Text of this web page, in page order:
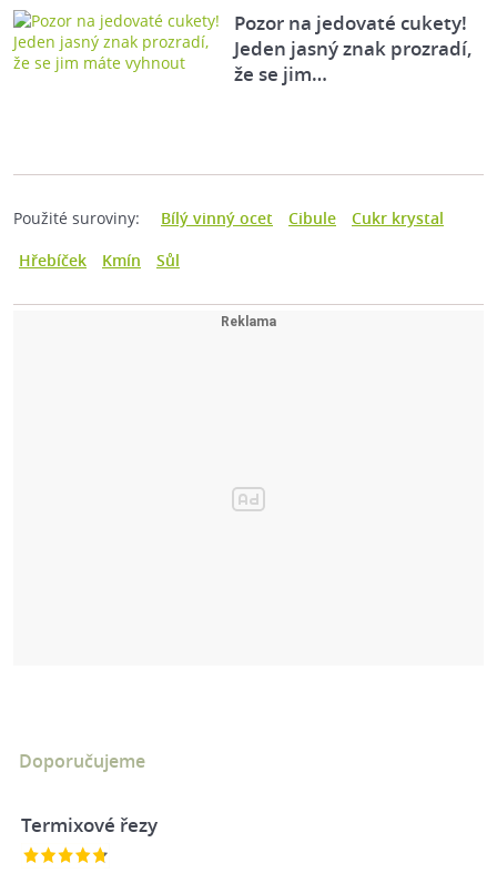
Pozor na jedovaté cukety!
Jeden jasný znak prozradí,
že se jim…
Použité suroviny: Bílý vinný ocet Cibule
Cukr krystal
Hřebíček
Kmín Sůl
Doporučujeme
Termixové řezy